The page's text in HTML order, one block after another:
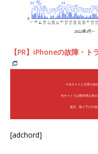
【PR】iPhoneの故障・ト
※当サイトと天草の自
当サイトでは熊本県公表の
後日、取り下げや追
[adchord]